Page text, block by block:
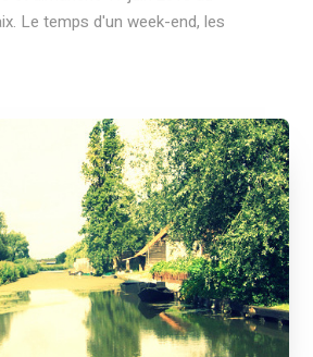
Le temps d'un week-end, les